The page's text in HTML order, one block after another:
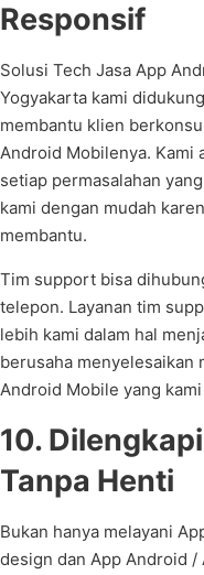
Responsif
Solusi Tech Jasa App
Yogyakarta kami
membantu klien
Android Mobilenya. Kami
setiap permasalahan
kami dengan mudah
membantu.
Tim support bisa
telepon. Layanan tim
lebih kami dalam hal
berusaha menyelesaikan
Android Mobile yang
10.
Tanpa Henti
Bukan hanya melayani
design dan App Android